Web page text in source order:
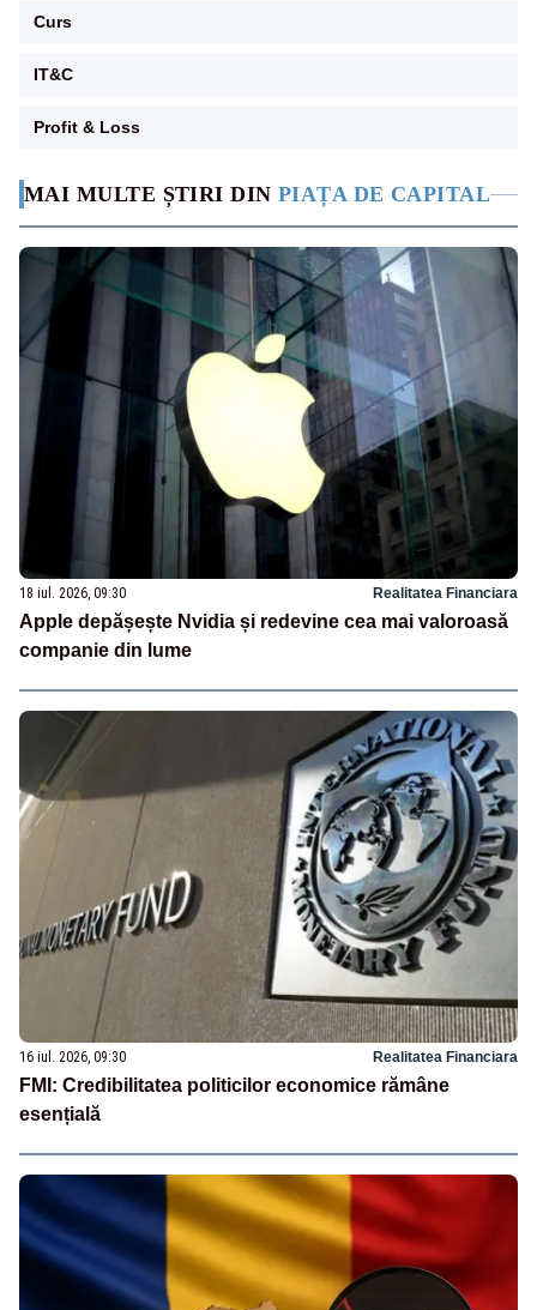
MAI MULTE ȘTIRI DIN PIAȚA DE CAPITAL
18 iul. 2026, 09:30 Realitatea Financiara
Apple depășește Nvidia și redevine cea mai valoroasă
companie din lume
16 iul. 2026, 09:30 Realitatea Financiara
FMI: Credibilitatea politicilor economice rămâne
esențială
Curs
IT&C
Profit & Loss